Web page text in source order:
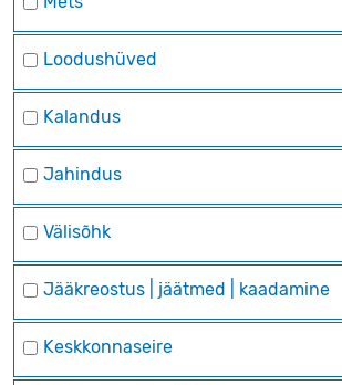
Loodushüved
Kalandus
Jahindus
Välisõhk
Jääkreostus | jäätmed | kaadamine
Keskkonnaseire